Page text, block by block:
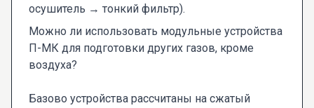
осушитель → тонкий фильтр).
Можно ли использовать модульные устройства
П-МК для подготовки других газов, кроме
воздуха?
Базово устройства рассчитаны на сжатый